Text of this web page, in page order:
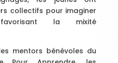
collectifs pour imaginer
la mixité
mentors bénévoles du